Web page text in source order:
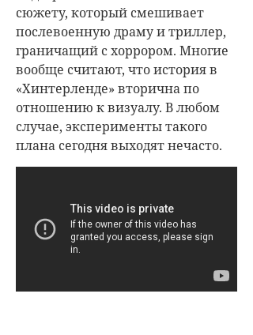
сюжету, который смешивает
послевоенную драму и триллер,
граничащий с хоррором. Многие
вообще считают, что история в
«Хинтерленде» вторична по
отношению к визуалу. В любом
случае, эксперименты такого
плана сегодня выходят нечасто.